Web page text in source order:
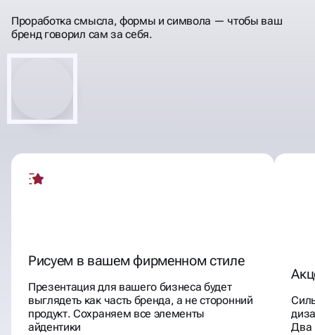
ПРОДАЮЩИМИ
Проработка смысла, формы и символа — чтобы ваш
бренд говорил сам за себя.
Рисуем в вашем фирменном стиле
Презентация для вашего бизнеса будет
выглядеть как часть бренда, а не сторонний
продукт. Сохраняем все элементы
айдентики
Два